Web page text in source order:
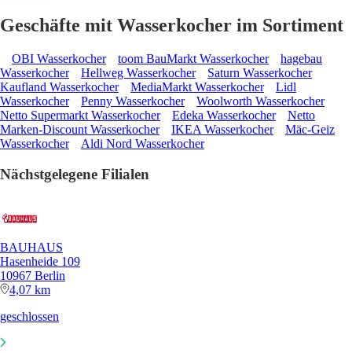
Geschäfte mit Wasserkocher im Sortiment
OBI Wasserkocher toom BauMarkt Wasserkocher
hagebau
Wasserkocher
Hellweg Wasserkocher
Saturn Wasserkocher
Kaufland Wasserkocher
MediaMarkt Wasserkocher
Lidl
Wasserkocher
Penny Wasserkocher
Woolworth Wasserkocher
Netto Supermarkt Wasserkocher
Edeka Wasserkocher
Netto
Marken-Discount Wasserkocher
IKEA Wasserkocher
Mäc-Geiz
Wasserkocher
Aldi Nord Wasserkocher
Nächstgelegene Filialen
BAUHAUS
Hasenheide 109
10967 Berlin
4,07 km
geschlossen